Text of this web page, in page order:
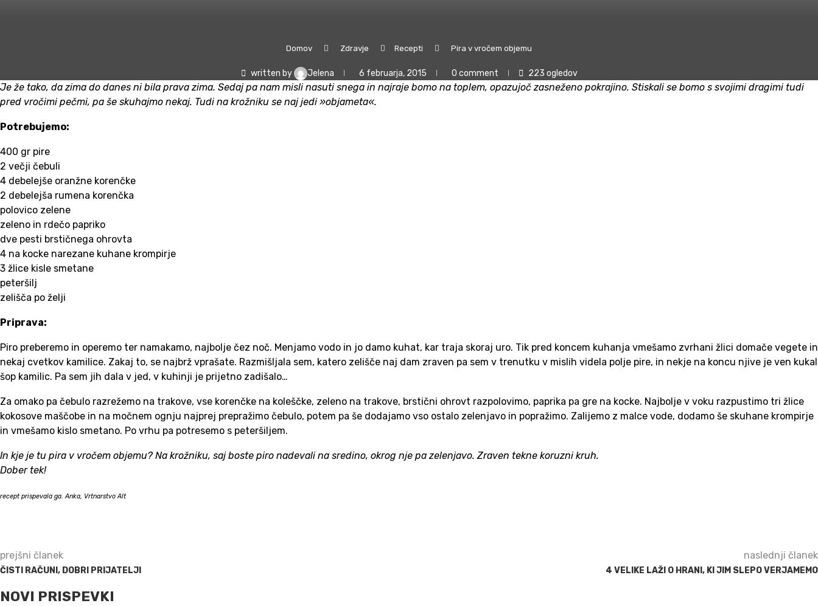
Domov Zdravje Recepti Pira v vročem objemu
written by Jelena 6 februarja, 2015 0 comment 223 ogledov
Je že tako, da zima do danes ni bila prava zima. Sedaj pa nam misli nasuti snega in najraje bomo na toplem, opazujoč zasneženo pokrajino. Stiskali se bomo s svojimi dragimi tudi
pred vročimi pečmi, pa še skuhajmo nekaj. Tudi na krožniku se naj jedi »objameta«.
Potrebujemo:
400 gr pire
2 večji čebuli
4 debelejše oranžne korenčke
2 debelejša rumena korenčka
polovico zelene
zeleno in rdečo papriko
dve pesti brstičnega ohrovta
4 na kocke narezane kuhane krompirje
3 žlice kisle smetane
peteršilj
zelišča po želji
Priprava:
Piro preberemo in operemo ter namakamo, najbolje čez noč. Menjamo vodo in jo damo kuhat, kar traja skoraj uro. Tik pred koncem kuhanja vmešamo zvrhani žlici domače vegete in
nekaj cvetkov kamilice. Zakaj to, se najbrž vprašate. Razmišljala sem, katero zelišče naj dam zraven pa sem v trenutku v mislih videla polje pire, in nekje na koncu njive je ven kukal
šop kamilic. Pa sem jih dala v jed, v kuhinji je prijetno zadišalo…
Za omako pa čebulo razrežemo na trakove, vse korenčke na koleščke, zeleno na trakove, brstični ohrovt razpolovimo, paprika pa gre na kocke. Najbolje v voku razpustimo tri žlice
kokosove maščobe in na močnem ognju najprej prepražimo čebulo, potem pa še dodajamo vso ostalo zelenjavo in popražimo. Zalijemo z malce vode, dodamo še skuhane krompirje
in vmešamo kislo smetano. Po vrhu pa potresemo s peteršiljem.
In kje je tu pira v vročem objemu? Na krožniku, saj boste piro nadevali na sredino, okrog nje pa zelenjavo. Zraven tekne koruzni kruh.
Dober tek!
recept prispevala ga. Anka, Vrtnarstvo Alt
prejšni članek
ČISTI RAČUNI, DOBRI PRIJATELJI
naslednji članek
4 VELIKE LAŽI O HRANI, KI JIM SLEPO VERJAMEMO
NOVI PRISPEVKI